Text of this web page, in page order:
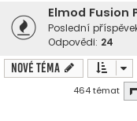
Elmod Fusion
Poslední
Odpovědi: 24
Nové téma
464 témat